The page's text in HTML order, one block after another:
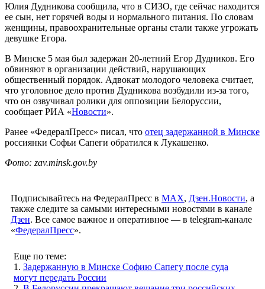
Юлия Дудникова сообщила, что в СИЗО, где сейчас находится
ее сын, нет горячей воды и нормального питания. По словам
женщины, правоохранительные органы стали также угрожать
девушке Егора.
В Минске 5 мая был задержан 20-летний Егор Дудников. Его
обвиняют в организации действий, нарушающих
общественный порядок. Адвокат молодого человека считает,
что уголовное дело против Дудникова возбудили из-за того,
что он озвучивал ролики для оппозиции Белоруссии,
сообщает РИА «Новости».
Ранее «ФедералПресс» писал, что отец задержанной в Минске
россиянки Софьи Сапеги обратился к Лукашенко.
Фото: zav.minsk.gov.by
Подписывайтесь на ФедералПресс в МАХ, Дзен.Новости, а
также следите за самыми интересными новостями в канале
Дзен. Все самое важное и оперативное — в telegram-канале
«ФедералПресс».
Еще по теме:
1. Задержанную в Минске Софию Сапегу после суда
могут передать России